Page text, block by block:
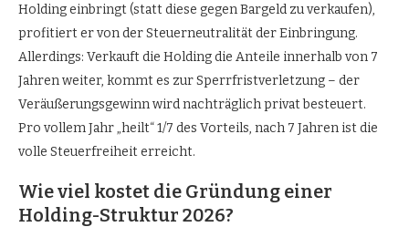
Holding einbringt (statt diese gegen Bargeld zu verkaufen),
profitiert er von der Steuerneutralität der Einbringung.
Allerdings: Verkauft die Holding die Anteile innerhalb von 7
Jahren weiter, kommt es zur Sperrfristverletzung – der
Veräußerungsgewinn wird nachträglich privat besteuert.
Pro vollem Jahr „heilt“ 1/7 des Vorteils, nach 7 Jahren ist die
volle Steuerfreiheit erreicht.
Wie viel kostet die Gründung einer
Holding-Struktur 2026?